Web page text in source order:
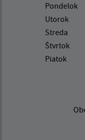
Pondelok
Utorok
Streda
Štvrtok
Piatok